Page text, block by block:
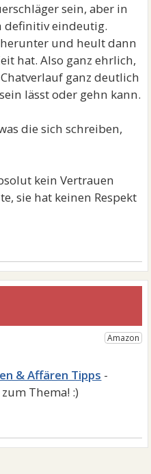
sein, aber in
definitiv eindeutig.
und heult dann
hat. Also ganz ehrlich,
ganz deutlich
lässt oder gehn kann.
die sich schreiben,
kein Vertrauen
sie hat keinen Respekt
& Affären Tipps